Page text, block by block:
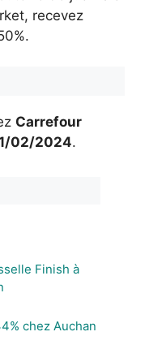
recevez
Carrefour
02/2024.
Finish à
chez Auchan